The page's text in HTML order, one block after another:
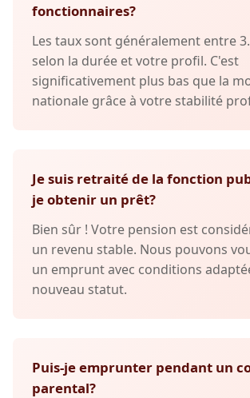
fonctionnaires?
Les taux sont généralement entre
selon la durée et votre profil. C'est
significativement plus bas que la
nationale grâce à votre stabilité
Je suis retraité de la fonction
je obtenir un prêt?
Bien sûr ! Votre pension est
un revenu stable. Nous pouvons
un emprunt avec conditions
nouveau statut.
Puis-je emprunter pendant un
parental?